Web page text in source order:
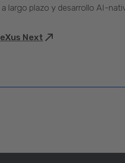
largo plazo y desarrollo AI-
Next